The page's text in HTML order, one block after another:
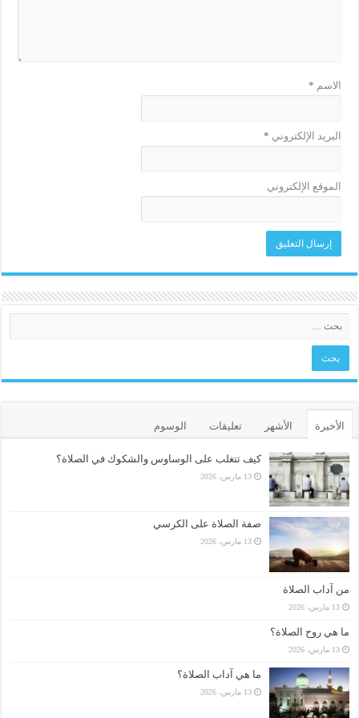
الاسم *
البريد الإلكتروني *
الموقع الإلكتروني
الأخيرة الأشهر تعليقات الوسوم
كيف تتغلب على الوساوس والشكوك في الصلاة؟
13 مارس، 2026
صفة الصلاة على الكرسي
13 مارس، 2026
من آداب الصلاة
13 مارس، 2026
ما هي روح الصلاة؟
13 مارس، 2026
ما هي آداب الصلاة؟
13 مارس، 2026